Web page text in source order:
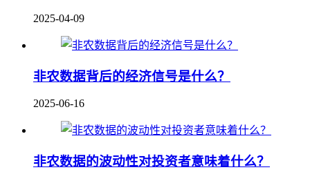
2025-04-09
非农数据背后的经济信号是什么？
2025-06-16
非农数据的波动性对投资者意味着什么？